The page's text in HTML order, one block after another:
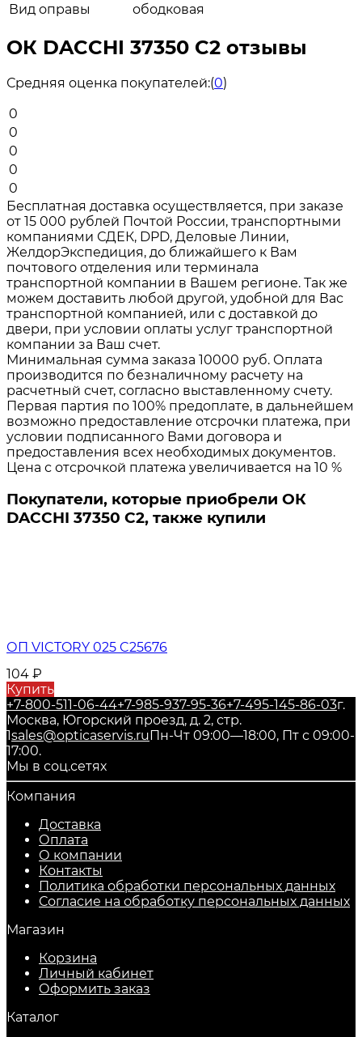
Вид оправы
ободковая
ОК DACCHI 37350 C2 отзывы
Средняя оценка покупателей:(0)
0
0
0
0
0
Бесплатная доставка осуществляется, при заказе
от 15 000 рублей Почтой России, транспортными
компаниями СДЕК, DPD, Деловые Линии,
ЖелдорЭкспедиция, до ближайшего к Вам
почтового отделения или терминала
транспортной компании в Вашем регионе. Так же
можем доставить любой другой, удобной для Вас
транспортной компанией, или с доставкой до
двери, при условии оплаты услуг транспортной
компании за Ваш счет.
Минимальная сумма заказа 10000 руб. Оплата
производится по безналичному расчету на
расчетный счет, согласно выставленному счету.
Первая партия по 100% предоплате, в дальнейшем
возможно предоставление отсрочки платежа, при
условии подписанного Вами договора и
предоставления всех необходимых документов.
Цена с отсрочкой платежа увеличивается на 10 %
Покупатели, которые приобрели ОК
DACCHI 37350 C2, также купили
ОП VICTORY 025 C25676
104 ₽
Купить
+7-800-511-06-44+7-985-937-95-36+7-495-145-86-03г.
Москва, Югорский проезд, д. 2, стр.
1sales@opticaservis.ruПн-Чт 09:00—18:00, Пт с 09:00-
17:00.
Мы в соц.сетях
Компания
Доставка
Оплата
О компании
Контакты
Политика обработки персональных данных
Согласие на обработку персональных данных
Магазин
Корзина
Личный кабинет
Оформить заказ
Каталог